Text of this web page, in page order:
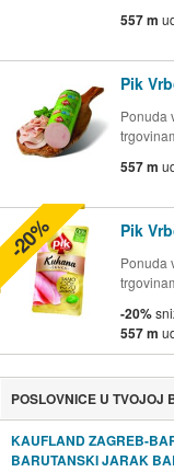
557 m
Pik
Ponuda
557 m
Pik
Ponuda
-20%
557 m
-20%
POSLOVNICE U TVOJOJ
KAUFLAND ZAGREB-
BARUTANSKI JARAK